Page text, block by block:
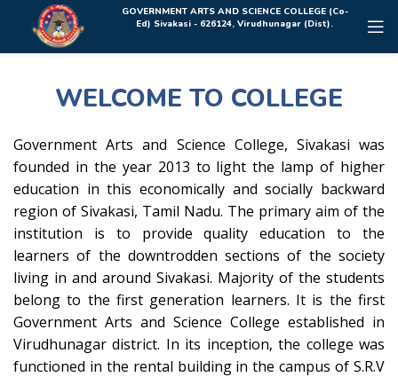
Rolex Replica Uhren DeutschlandGOVERNMENT ARTS AND SCIENCE COLLEGE (Co-
Ed) Sivakasi - 626124, Virudhunagar (Dist).
WELCOME TO COLLEGE
Government Arts and Science College, Sivakasi was
founded in the year 2013 to light the lamp of higher
education in this economically and socially backward
region of Sivakasi, Tamil Nadu. The primary aim of the
institution is to provide quality education to the
learners of the downtrodden sections of the society
living in and around Sivakasi. Majority of the students
belong to the first generation learners. It is the first
Government Arts and Science College established in
Virudhunagar district. In its inception, the college was
functioned in the rental building in the campus of S.R.V